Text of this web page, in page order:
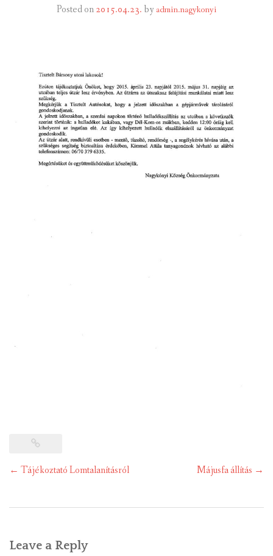
GALÉRIA
KAPCSOLAT
LETÖLTHETŐ NYOMTATVÁNYOK
VÁLASZTÁS 2026
Posted on2015.04.23.by admin.nagykonyi
Post
← Tájékoztató Lomtalanításról Májusfa állítás →
Leave a Reply